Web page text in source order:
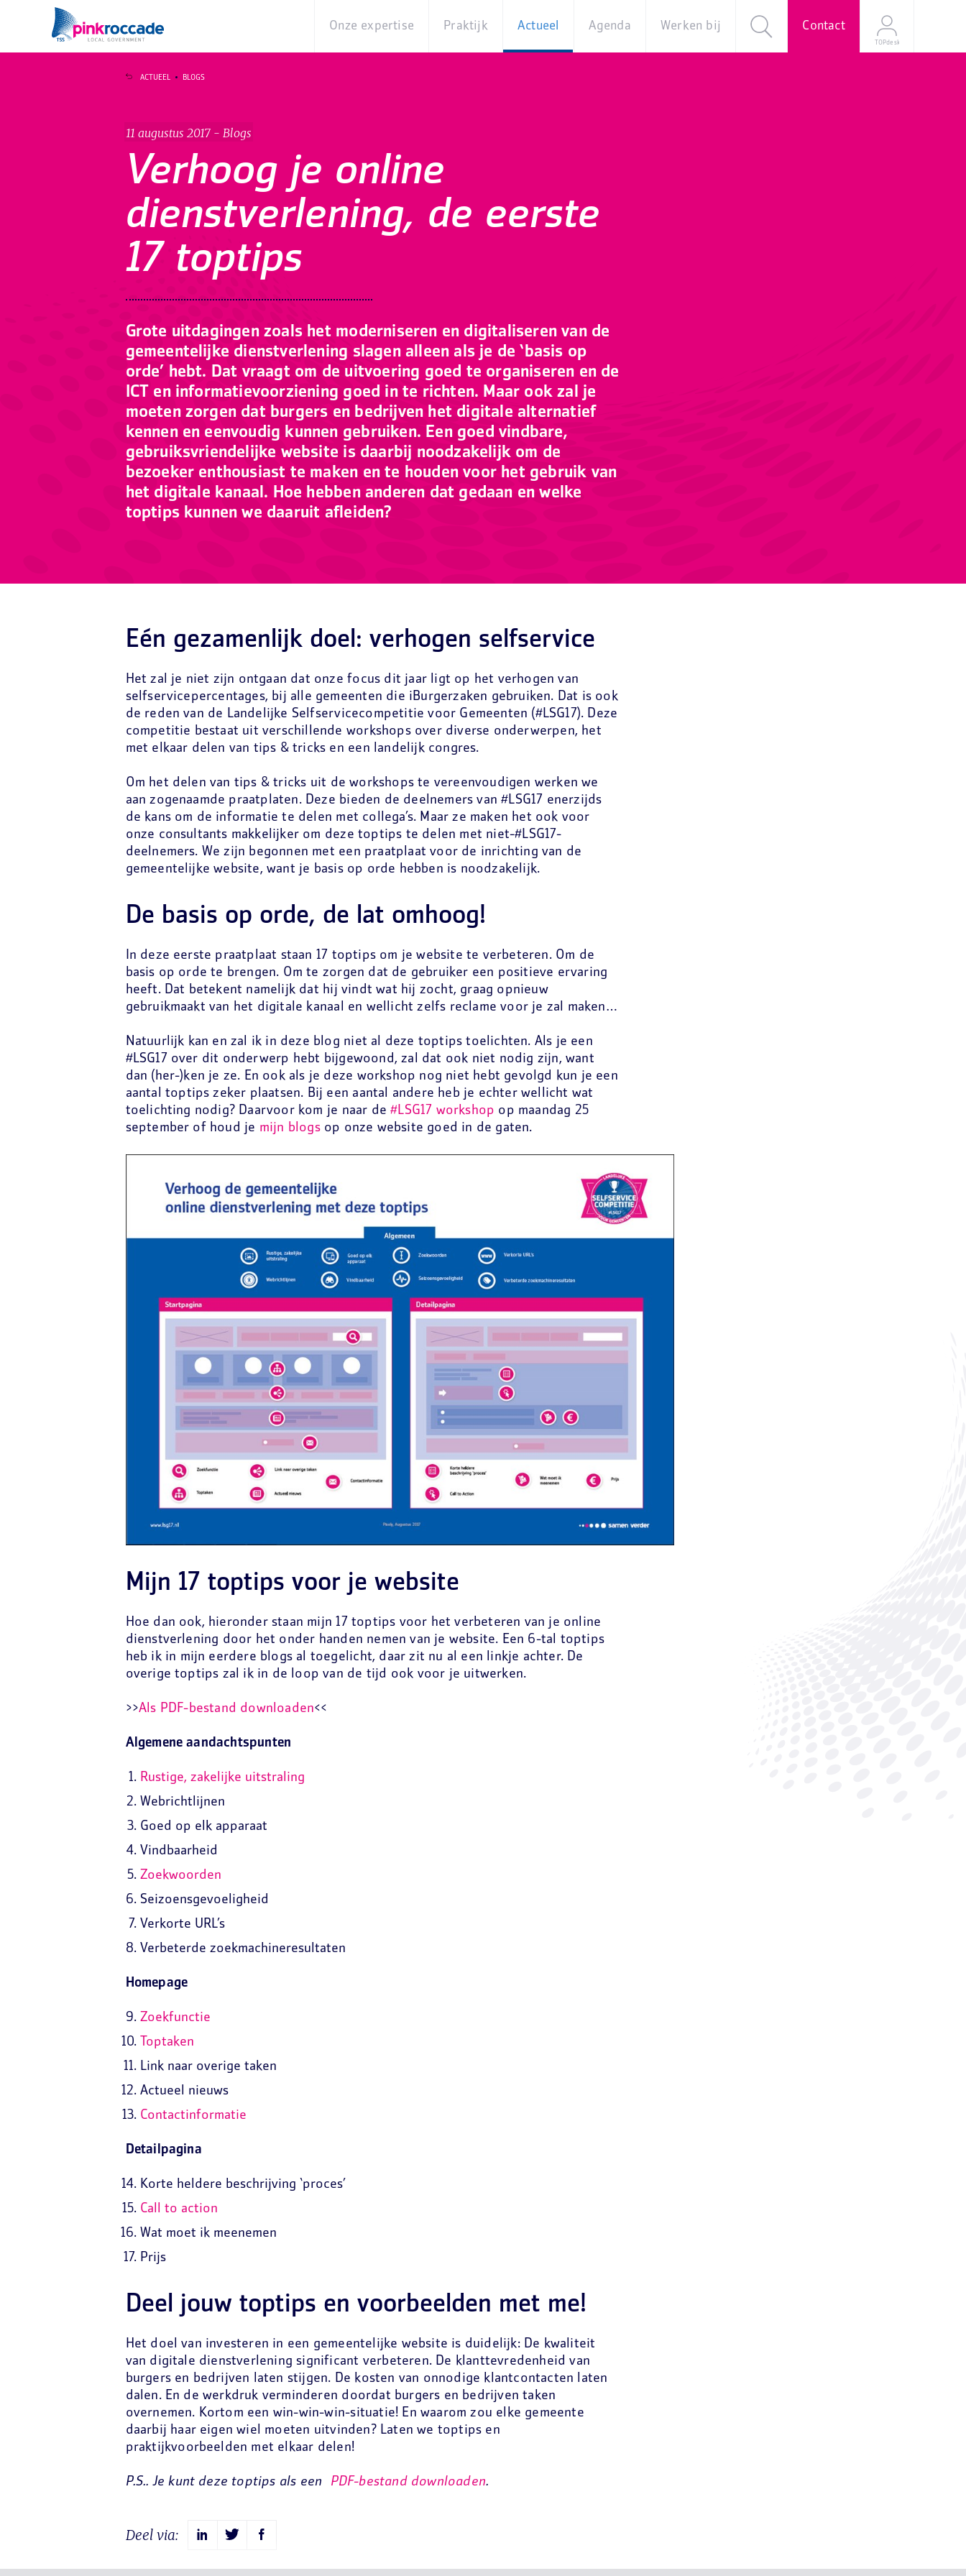
Onze expertise
Thema's
Praktijk
Innovaties
Actueel Agenda Werken bij Contact
TOPdesk
11 augustus 2017 - Blogs
Verhoog je online
dienstverlening, de eerste
17 toptips
Grote uitdagingen zoals het moderniseren en digitaliseren van de
gemeentelijke dienstverlening slagen alleen als je de ‘basis op
orde’ hebt. Dat vraagt om de uitvoering goed te organiseren en de
ICT en informatievoorziening goed in te richten. Maar ook zal je
moeten zorgen dat burgers en bedrijven het digitale alternatief
kennen en eenvoudig kunnen gebruiken. Een goed vindbare,
gebruiksvriendelijke website is daarbij noodzakelijk om de
bezoeker enthousiast te maken en te houden voor het gebruik van
het digitale kanaal. Hoe hebben anderen dat gedaan en welke
toptips kunnen we daaruit afleiden?
ACTUEEL BLOGS
Eén gezamenlijk doel: verhogen selfservice
Het zal je niet zijn ontgaan dat onze focus dit jaar ligt op het verhogen van
selfservicepercentages, bij alle gemeenten die iBurgerzaken gebruiken. Dat is ook
de reden van de Landelijke Selfservicecompetitie voor Gemeenten (#LSG17). Deze
competitie bestaat uit verschillende workshops over diverse onderwerpen, het
met elkaar delen van tips & tricks en een landelijk congres.
Om het delen van tips & tricks uit de workshops te vereenvoudigen werken we
aan zogenaamde praatplaten. Deze bieden de deelnemers van #LSG17 enerzijds
de kans om de informatie te delen met collega’s. Maar ze maken het ook voor
onze consultants makkelijker om deze toptips te delen met niet-#LSG17-
deelnemers. We zijn begonnen met een praatplaat voor de inrichting van de
gemeentelijke website, want je basis op orde hebben is noodzakelijk.
De basis op orde, de lat omhoog!
In deze eerste praatplaat staan 17 toptips om je website te verbeteren. Om de
basis op orde te brengen. Om te zorgen dat de gebruiker een positieve ervaring
heeft. Dat betekent namelijk dat hij vindt wat hij zocht, graag opnieuw
gebruikmaakt van het digitale kanaal en wellicht zelfs reclame voor je zal maken…
Natuurlijk kan en zal ik in deze blog niet al deze toptips toelichten. Als je een
#LSG17 over dit onderwerp hebt bijgewoond, zal dat ook niet nodig zijn, want
dan (her-)ken je ze. En ook als je deze workshop nog niet hebt gevolgd kun je een
aantal toptips zeker plaatsen. Bij een aantal andere heb je echter wellicht wat
toelichting nodig? Daarvoor kom je naar de#LSG17 workshop op maandag 25
september of houd je mijn blogsop onze website goed in de gaten.
Mijn 17 toptips voor je website
Hoe dan ook, hieronder staan mijn 17 toptips voor het verbeteren van je online
dienstverlening door het onder handen nemen van je website. Een 6-tal toptips
heb ik in mijn eerdere blogs al toegelicht, daar zit nu al een linkje achter. De
overige toptips zal ik in de loop van de tijd ook voor je uitwerken.
>>Als PDF-bestand downloaden<<
Algemene aandachtspunten
Rustige, zakelijke uitstraling
Webrichtlijnen
Goed op elk apparaat
Vindbaarheid
Zoekwoorden
Seizoensgevoeligheid
Verkorte URL’s
Verbeterde zoekmachineresultaten
Homepage
Zoekfunctie
Toptaken
Link naar overige taken
Actueel nieuws
Contactinformatie
Detailpagina
Korte heldere beschrijving ‘proces’
Call to action
Wat moet ik meenemen
Prijs
Deel jouw toptips en voorbeelden met me!
Het doel van investeren in een gemeentelijke website is duidelijk: De kwaliteit
van digitale dienstverlening significant verbeteren. De klanttevredenheid van
burgers en bedrijven laten stijgen. De kosten van onnodige klantcontacten laten
dalen. En de werkdruk verminderen doordat burgers en bedrijven taken
overnemen. Kortom een win-win-win-situatie! En waarom zou elke gemeente
daarbij haar eigen wiel moeten uitvinden? Laten we toptips en
praktijkvoorbeelden met elkaar delen!
P.S.. Je kunt deze toptips als een PDF-bestand downloaden.
Deel via: